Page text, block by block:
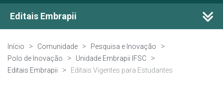
Editais Embrapii
Polo de Inovação
Unidade Embrapii IFSC
Início Comunidade
Pesquisa e Inovação
Polo de Inovação
Unidade Embrapii IFSC
Editais Embrapii
Editais Vigentes para Estudantes